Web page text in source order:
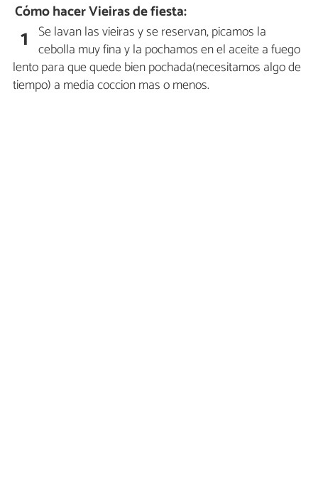
Cómo hacer Vieiras de fiesta:
1 Se lavan las vieiras y se reservan, picamos la
cebolla muy fina y la pochamos en el aceite a fuego
lento para que quede bien pochada(necesitamos algo de
tiempo) a media coccion mas o menos.